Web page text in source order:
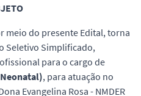
meio do presente Edital, torna
Seletivo Simplificado,
para o cargo de
, para atuação no
Evangelina Rosa - NMDER